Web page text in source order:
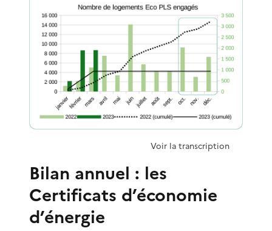
Voir la transcription
Bilan annuel : les
Certificats d’économie
d’énergie